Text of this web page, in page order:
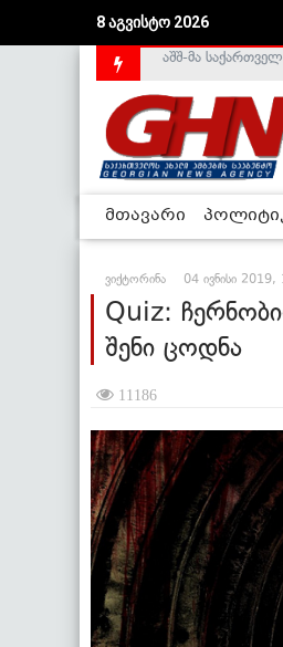
8 აგვისტო 2026
საქართველოს დე-
აშშ-მა
მთავარი
ვიქტორინა 04 ივნისი 2019,
Quiz:
შენი ცოდნა
11186